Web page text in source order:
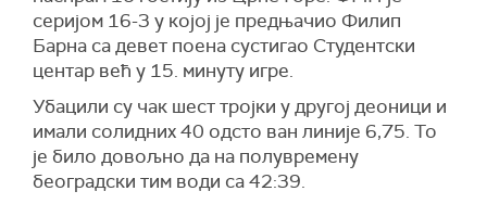
серијом 16-3 у којој је предњачио Филип
Барна са девет поена сустигао Студентски
центар већ у 15. минуту игре.
Убацили су чак шест тројки у другој деоници и
имали солидних 40 одсто ван линије 6,75. То
је било довољно да на полувремену
београдски тим води са 42:39.